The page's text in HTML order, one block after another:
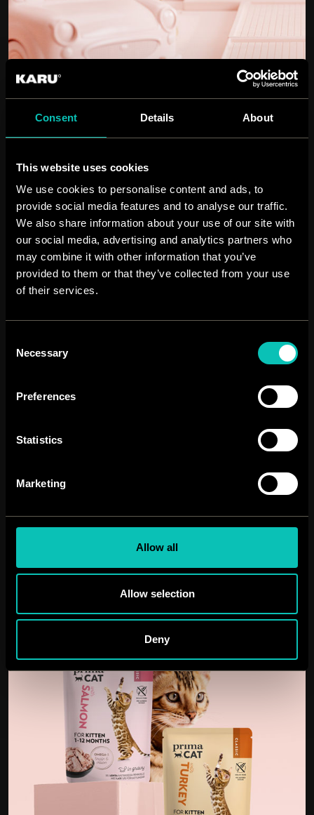
Consent Details About
This website uses cookies
We use cookies to personalise content and ads, to
provide social media features and to analyse our traffic.
We also share information about your use of our site with
our social media, advertising and analytics partners who
may combine it with other information that you’ve
provided to them or that they’ve collected from your use
of their services.
Selection
Necessary
Preferences
Statistics
Marketing
Allow all
Allow selection
Deny